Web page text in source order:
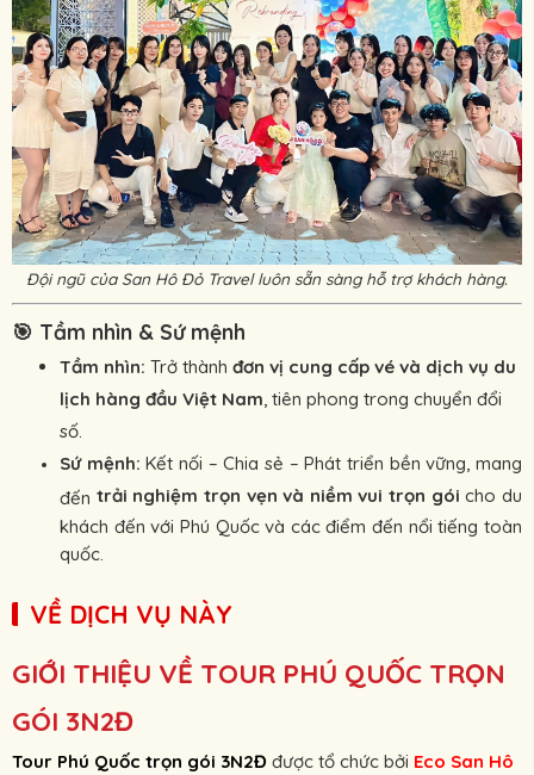
Đội ngũ của San Hô Đỏ Travel luôn sẵn sàng hỗ trợ khách hàng.
🎯 Tầm nhìn & Sứ mệnh
Tầm nhìn: Trở thành đơn vị cung cấp vé và dịch vụ du
lịch hàng đầu Việt Nam, tiên phong trong chuyển đổi
số.
Sứ mệnh: Kết nối – Chia sẻ – Phát triển bền vững, mang
đến trải nghiệm trọn vẹn và niềm vui trọn gói cho du
khách đến với Phú Quốc và các điểm đến nổi tiếng toàn
quốc.
VỀ DỊCH VỤ NÀY
GIỚI THIỆU VỀ TOUR PHÚ QUỐC TRỌN
GÓI 3N2Đ
Tour Phú Quốc trọn gói 3N2Đ được tổ chức bởi Eco San Hô